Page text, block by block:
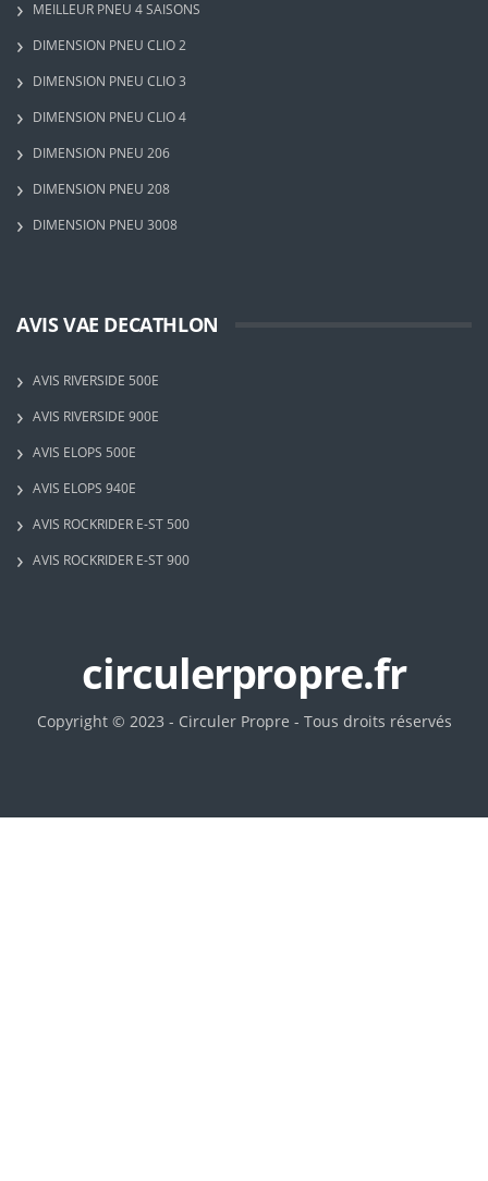
MEILLEUR PNEU 4 SAISONS
DIMENSION PNEU CLIO 2
DIMENSION PNEU CLIO 3
DIMENSION PNEU CLIO 4
DIMENSION PNEU 206
DIMENSION PNEU 208
DIMENSION PNEU 3008
AVIS VAE DECATHLON
AVIS RIVERSIDE 500E
AVIS RIVERSIDE 900E
AVIS ELOPS 500E
AVIS ELOPS 940E
AVIS ROCKRIDER E-ST 500
AVIS ROCKRIDER E-ST 900
circulerpropre.fr
Copyright © 2023 - Circuler Propre - Tous droits réservés